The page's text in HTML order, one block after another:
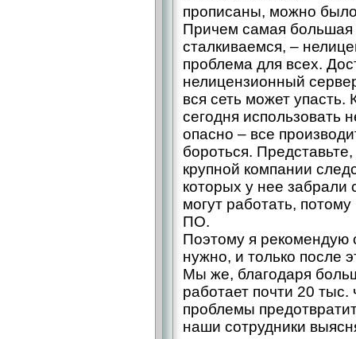
прописаны, можно
Причем самая
сталкиваемся, –
проблема для всех.
нелицензионный
вся сеть может
сегодня использовать
опасно – все
бороться.
крупной компании
которых у нее забрали
могут работать,
ПО.
Поэтому я рекомендую
нужно, и только после
Мы же, благодаря
работает почти 20
проблемы
наши сотрудники